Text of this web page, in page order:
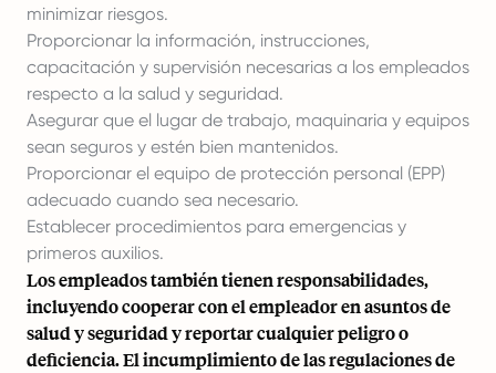
minimizar riesgos.
Proporcionar la información, instrucciones,
capacitación y supervisión necesarias a los empleados
respecto a la salud y seguridad.
Asegurar que el lugar de trabajo, maquinaria y equipos
sean seguros y estén bien mantenidos.
Proporcionar el equipo de protección personal (EPP)
adecuado cuando sea necesario.
Establecer procedimientos para emergencias y
primeros auxilios.
Los empleados también tienen responsabilidades,
incluyendo cooperar con el empleador en asuntos de
salud y seguridad y reportar cualquier peligro o
deficiencia. El incumplimiento de las regulaciones de